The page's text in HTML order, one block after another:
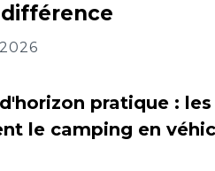
pratique :
le camping en